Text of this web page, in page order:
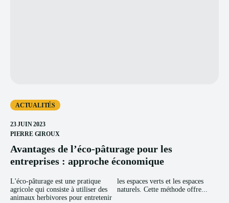
ACTUALITÉS
23 JUIN 2023
PIERRE GIROUX
Avantages de l’éco-pâturage pour les
entreprises : approche économique
L'éco-pâturage est une pratique
agricole qui consiste à utiliser des
animaux herbivores pour entretenir
les espaces verts et les espaces
naturels. Cette méthode offre...